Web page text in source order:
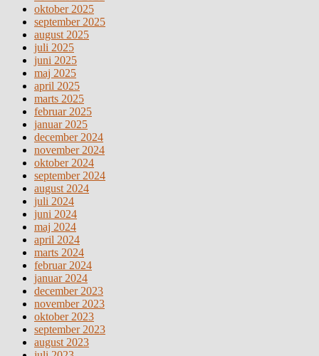
oktober 2025
september 2025
august 2025
juli 2025
juni 2025
maj 2025
april 2025
marts 2025
februar 2025
januar 2025
december 2024
november 2024
oktober 2024
september 2024
august 2024
juli 2024
juni 2024
maj 2024
april 2024
marts 2024
februar 2024
januar 2024
december 2023
november 2023
oktober 2023
september 2023
august 2023